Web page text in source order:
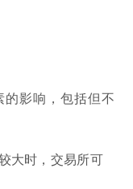
影响，包括但不
大时，交易所可